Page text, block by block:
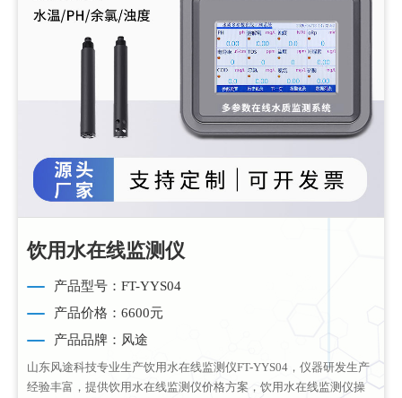
饮用水在线监测仪
产品型号：FT-YYS04
产品价格：6600元
产品品牌：风途
山东风途科技专业生产饮用水在线监测仪FT-YYS04，仪器研发生产
经验丰富，提供饮用水在线监测仪价格方案，饮用水在线监测仪操